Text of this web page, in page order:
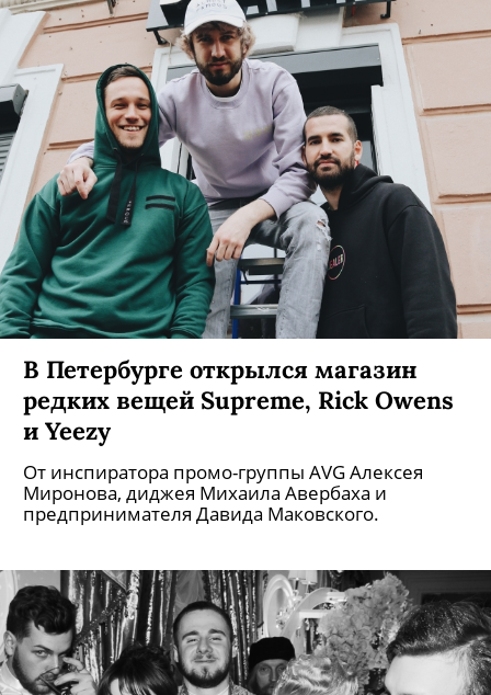
В Петербурге открылся магазин
редких вещей Supreme, Rick Owens
и Yeezy
От инспиратора промо-группы AVG Алексея
Миронова, диджея Михаила Авербаха и
предпринимателя Давида Маковского.